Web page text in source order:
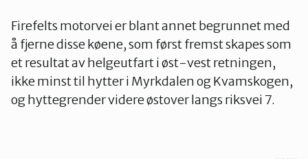
Firefelts motorvei er blant annet begrunnet med
å fjerne disse køene, som først fremst skapes som
et resultat av helgeutfart i øst-vest retningen,
ikke minst til hytter i Myrkdalen og Kvamskogen,
og hyttegrender videre østover langs riksvei 7.